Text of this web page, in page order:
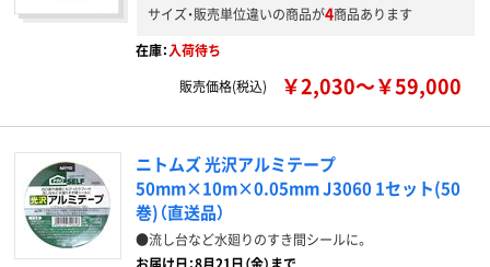
サイズ・販売単位違いの商品が4商品あります
在庫：入荷待ち
販売価格(税込)
￥2,030～￥59,000
ニトムズ 光沢アルミテープ
50mm×10m×0.05mm J3060 1セット(50
巻)（直送品）
●流し台など水廻りのすき間シールに。
お届け日：8月21日（金）まで